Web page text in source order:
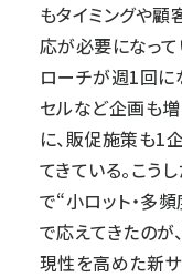
もタイミングや
応が必要になっ
ローチが週1回に
セルなど企画も
に、販促施策も1
てきている。こう
で“小ロット・多
で応えてきたのが
現性を高めた新